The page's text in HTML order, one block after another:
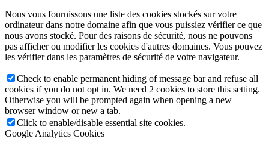
Nous vous fournissons une liste des cookies stockés sur votre
ordinateur dans notre domaine afin que vous puissiez vérifier ce que
nous avons stocké. Pour des raisons de sécurité, nous ne pouvons
pas afficher ou modifier les cookies d'autres domaines. Vous pouvez
les vérifier dans les paramètres de sécurité de votre navigateur.
Check to enable permanent hiding of message bar and refuse all
cookies if you do not opt in. We need 2 cookies to store this setting.
Otherwise you will be prompted again when opening a new
browser window or new a tab.
Click to enable/disable essential site cookies.
Google Analytics Cookies